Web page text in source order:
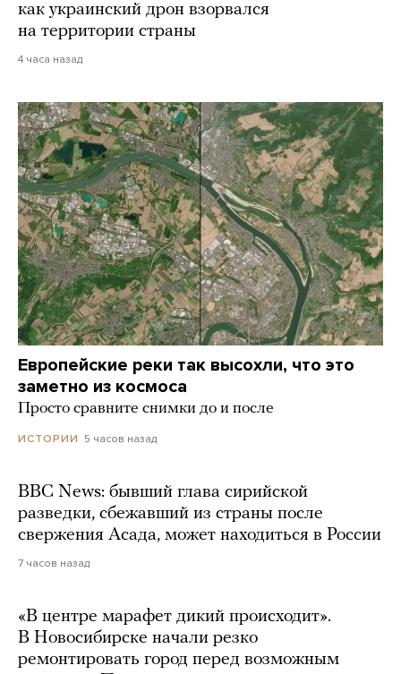
как украинский дрон взорвался
на территории страны
4 часа назад
Европейские реки так высохли, что это
заметно из космоса
Просто сравните снимки до и после
ИСТОРИИ 5 часов назад
BBC News: бывший глава сирийской
разведки, сбежавший из страны после
свержения Асада, может находиться в России
7 часов назад
«В центре марафет дикий происходит».
В Новосибирске начали резко
ремонтировать город перед возможным